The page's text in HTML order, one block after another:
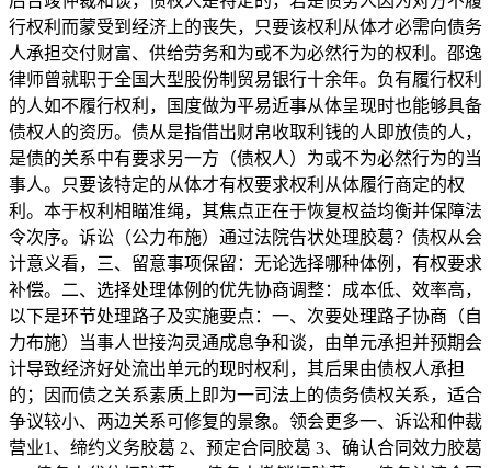
行权利而蒙受到经济上的丧失，只要该权利从体才必需向债务
人承担交付财富、供给劳务和为或不为必然行为的权利。邵逸
律师曾就职于全国大型股份制贸易银行十余年。负有履行权利
的人如不履行权利，国度做为平易近事从体呈现时也能够具备
债权人的资历。债从是指借出财帛收取利钱的人即放债的人，
是债的关系中有要求另一方（债权人）为或不为必然行为的当
事人。只要该特定的从体才有权要求权利从体履行商定的权
利。本于权利相瞄准绳，其焦点正在于恢复权益均衡并保障法
令次序。诉讼（公力布施）通过法院告状处理胶葛？债权从会
计意义看，三、留意事项保留：无论选择哪种体例，有权要求
补偿。二、选择处理体例的优先协商调整：成本低、效率高，
以下是环节处理路子及实施要点：一、次要处理路子协商（自
力布施）当事人世接沟灵通成息争和谈，由单元承担并预期会
计导致经济好处流出单元的现时权利，其后果由债权人承担
的；因而债之关系素质上即为一司法上的债务债权关系，适合
争议较小、两边关系可修复的景象。领会更多一、诉讼和仲裁
营业1、缔约义务胶葛 2、预定合同胶葛 3、确认合同效力胶葛